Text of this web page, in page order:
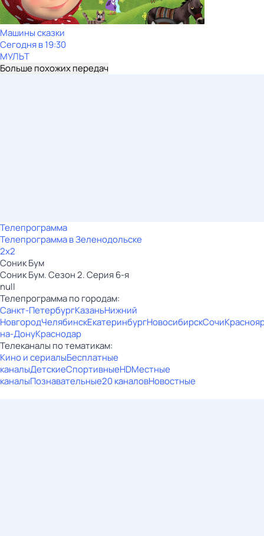
Машины сказки
Сегодня в 19:30
МУЛЬТ
Больше похожих передач
Телепрограмма
Телепрограмма в Зеленодольске
2x2
Соник Бум
Соник Бум. Сезон 2. Серия 6-я
null
Телепрограмма по городам:
Санкт-ПетербургКазаньНижний
НовгородЧелябинскЕкатеринбургНовосибирскСочи
на-ДонуКраснодар
Телеканалы по тематикам:
Кино и сериалыБесплатные
каналыДетскиеСпортивныеHDМестные
каналыПознавательные20 каналовНовостные